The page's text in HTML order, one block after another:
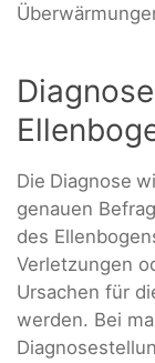
Die Diagnose
genauen
des
Verletzungen
Ursachen für
werden. Bei